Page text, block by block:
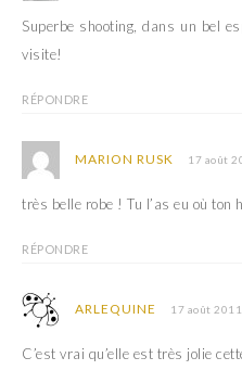
Superbe shooting, dans un bel
visite!
RÉPONDRE
MARION RUSK 17 août
très belle robe ! Tu l’as eu où ton
RÉPONDRE
ARLEQUINE 17 août 2011
C’est vrai qu’elle est très jolie